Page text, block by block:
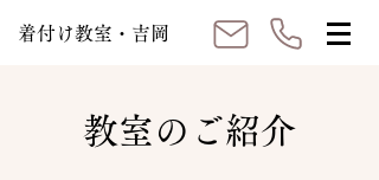
着付け教室・吉岡
教室のご紹介